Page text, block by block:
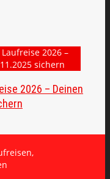
2026 – Deinen